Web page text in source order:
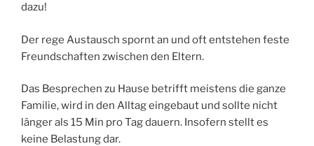
dazu!
Der rege Austausch spornt an und oft entstehen feste
Freundschaften zwischen den Eltern.
Das Besprechen zu Hause betrifft meistens die ganze
Familie, wird in den Alltag eingebaut und sollte nicht
länger als 15 Min pro Tag dauern. Insofern stellt es
keine Belastung dar.